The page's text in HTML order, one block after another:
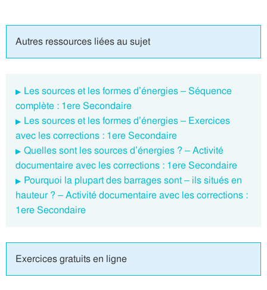
Autres ressources liées au sujet
Les sources et les formes d’énergies – Séquence
complète : 1ere Secondaire
Les sources et les formes d’énergies – Exercices
avec les corrections : 1ere Secondaire
Quelles sont les sources d’énergies ? – Activité
documentaire avec les corrections : 1ere Secondaire
Pourquoi la plupart des barrages sont – ils situés en
hauteur ? – Activité documentaire avec les corrections :
1ere Secondaire
Exercices gratuits en ligne